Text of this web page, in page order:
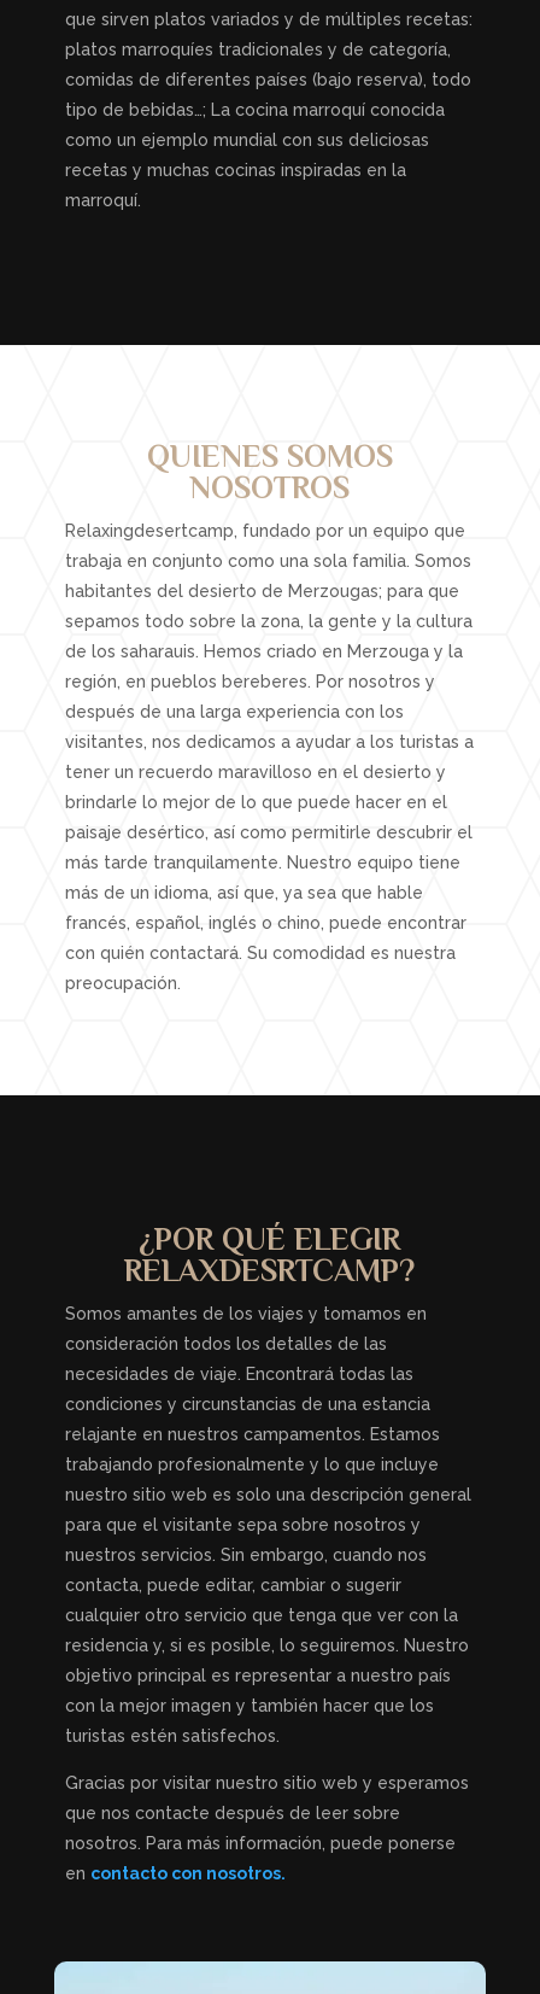
que sirven platos variados y de múltiples recetas:
platos marroquíes tradicionales y de categoría,
comidas de diferentes países (bajo reserva), todo
tipo de bebidas…; La cocina marroquí conocida
como un ejemplo mundial con sus deliciosas
recetas y muchas cocinas inspiradas en la
marroquí.
QUIENES SOMOS
NOSOTROS
Relaxingdesertcamp, fundado por un equipo que
trabaja en conjunto como una sola familia. Somos
habitantes del desierto de Merzougas; para que
sepamos todo sobre la zona, la gente y la cultura
de los saharauis. Hemos criado en Merzouga y la
región, en pueblos bereberes. Por nosotros y
después de una larga experiencia con los
visitantes, nos dedicamos a ayudar a los turistas a
tener un recuerdo maravilloso en el desierto y
brindarle lo mejor de lo que puede hacer en el
paisaje desértico, así como permitirle descubrir el
más tarde tranquilamente. Nuestro equipo tiene
más de un idioma, así que, ya sea que hable
francés, español, inglés o chino, puede encontrar
con quién contactará. Su comodidad es nuestra
preocupación.
¿POR QUÉ ELEGIR
RELAXDESRTCAMP?
Somos amantes de los viajes y tomamos en
consideración todos los detalles de las
necesidades de viaje. Encontrará todas las
condiciones y circunstancias de una estancia
relajante en nuestros campamentos. Estamos
trabajando profesionalmente y lo que incluye
nuestro sitio web es solo una descripción general
para que el visitante sepa sobre nosotros y
nuestros servicios. Sin embargo, cuando nos
contacta, puede editar, cambiar o sugerir
cualquier otro servicio que tenga que ver con la
residencia y, si es posible, lo seguiremos. Nuestro
objetivo principal es representar a nuestro país
con la mejor imagen y también hacer que los
turistas estén satisfechos.
Gracias por visitar nuestro sitio web y esperamos
que nos contacte después de leer sobre
nosotros. Para más información, puede ponerse
en contacto con nosotros.